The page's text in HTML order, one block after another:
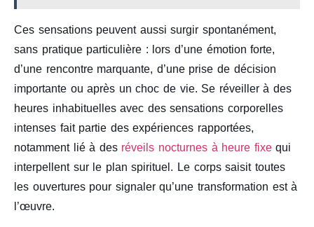
Ces sensations peuvent aussi surgir spontanément,
sans pratique particulière : lors d’une émotion forte,
d’une rencontre marquante, d’une prise de décision
importante ou après un choc de vie. Se réveiller à des
heures inhabituelles avec des sensations corporelles
intenses fait partie des expériences rapportées,
notamment lié à des réveils nocturnes à heure fixequi
interpellent sur le plan spirituel. Le corps saisit toutes
les ouvertures pour signaler qu’une transformation est à
l’œuvre.